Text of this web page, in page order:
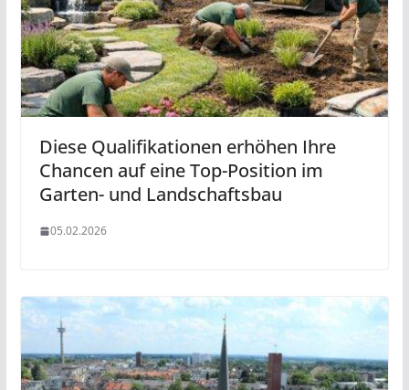
Diese Qualifikationen erhöhen Ihre
Chancen auf eine Top-Position im
Garten- und Landschaftsbau
05.02.2026